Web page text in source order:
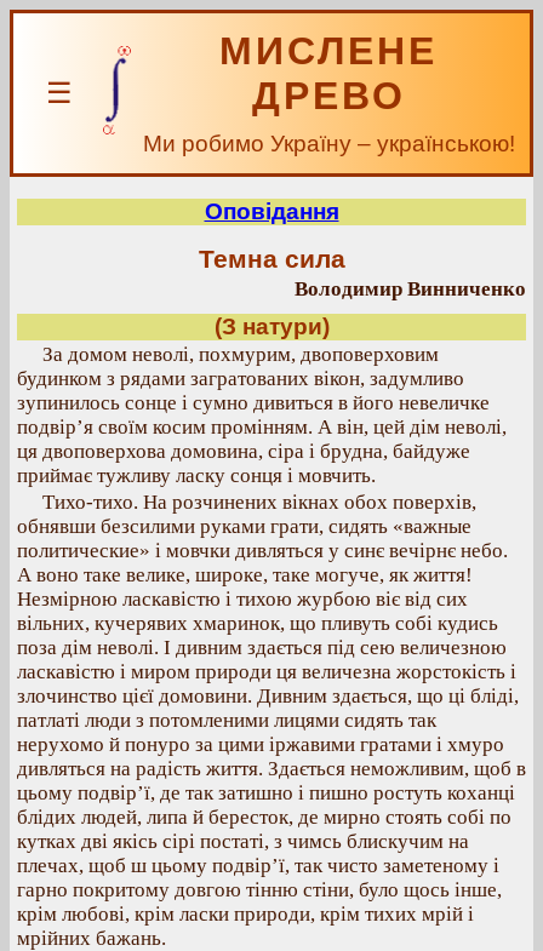
☰
МИСЛЕНЕ
ДРЕВО
Ми робимо Україну – українською!
Оповідання
Темна сила
Володимир Винниченко
(З натури)
За домом неволі, похмурим, двоповерховим
будинком з рядами загратованих вікон, задумливо
зупинилось сонце і сумно дивиться в його невеличке
подвір’я своїм косим промінням. А він, цей дім неволі,
ця двоповерхова домовина, сіра і брудна, байдуже
приймає тужливу ласку сонця і мовчить.
Тихо-тихо. На розчинених вікнах обох поверхів,
обнявши безсилими руками грати, сидять «важные
политические» і мовчки дивляться у синє вечірнє небо.
А воно таке велике, широке, таке могуче, як життя!
Незмірною ласкавістю і тихою журбою віє від сих
вільних, кучерявих хмаринок, що пливуть собі кудись
поза дім неволі. І дивним здається під сею величезною
ласкавістю і миром природи ця величезна жорстокість і
злочинство цієї домовини. Дивним здається, що ці бліді,
патлаті люди з потомленими лицями сидять так
нерухомо й понуро за цими іржавими гратами і хмуро
дивляться на радість життя. Здається неможливим, щоб в
цьому подвір’ї, де так затишно і пишно ростуть коханці
блідих людей, липа й бересток, де мирно стоять собі по
кутках дві якісь сірі постаті, з чимсь блискучим на
плечах, щоб ш цьому подвір’ї, так чисто заметеному і
гарно покритому довгою тінню стіни, було щось інше,
крім любові, крім ласки природи, крім тихих мрій і
мрійних бажань.